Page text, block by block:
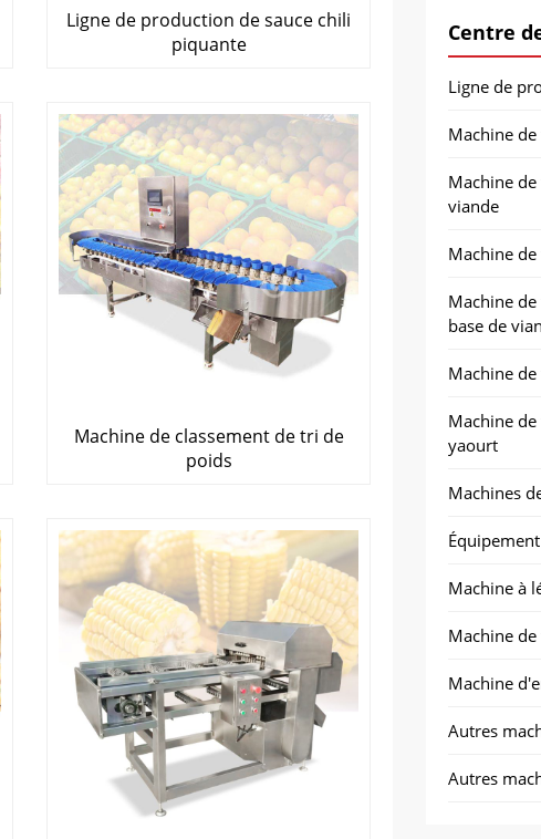
Ligne de production de sauce chili
piquante
Machine de classement de tri de
poids
Centre
Ligne de
Machine
Machine
viande
Machine
Machine
base de
Machine
Machine
yaourt
Machines
Machine à
Machine
Machine
Autres
Autres